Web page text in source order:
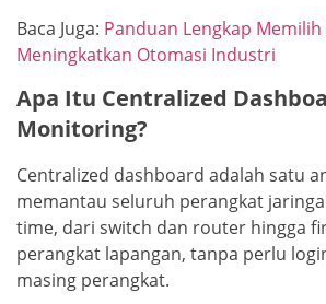
Baca Juga: Panduan Lengkap
Meningkatkan Otomasi Industri
Apa Itu Centralized
Monitoring?
Centralized dashboard adalah satu
memantau seluruh perangkat
time, dari switch dan router hingga
perangkat lapangan, tanpa perlu
masing perangkat.